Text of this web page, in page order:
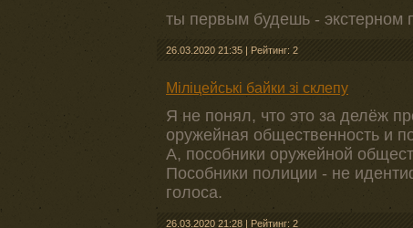
ты первым будешь - экстерном
26.03.2020 21:35 | Рейтинг: 2
Міліцейські байки зі склепу
Я не понял, что это за делёж
оружейная общественность и
А, пособники оружейной
Пособники полиции - не
голоса.
26.03.2020 21:28 | Рейтинг: 2